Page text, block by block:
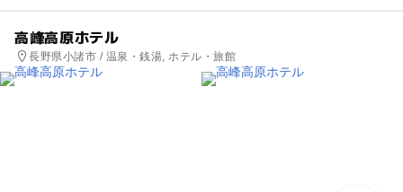
高峰高原ホテル
長野県小諸市 / 温泉・銭湯, ホテル・旅館